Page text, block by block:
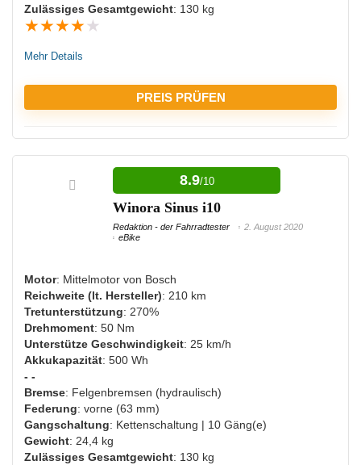
Zulässiges Gesamtgewicht: 130 kg
★★★★ ★
Mehr Details
PREIS PRÜFEN
VORTEILE:
Großer Akku
Viele Ladezyklen möglich
Beleuchtung vorhanden
NACHTEILE:
Nichts für sehr schwere Menschen
8.9/10
Winora Sinus i10
Redaktion - der Fahrradtester
2. August 2020
eBike
Motor: Mittelmotor von Bosch
Reichweite (lt. Hersteller): 210 km
Tretunterstützung: 270%
Drehmoment: 50 Nm
Unterstütze Geschwindigkeit: 25 km/h
Akkukapazität: 500 Wh
- -
Bremse: Felgenbremsen (hydraulisch)
Federung: vorne (63 mm)
Gangschaltung: Kettenschaltung | 10 Gäng(e)
Gewicht: 24,4 kg
Zulässiges Gesamtgewicht: 130 kg